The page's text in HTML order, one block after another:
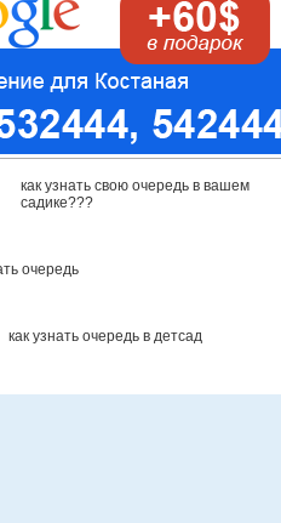
как узнать свою очередь в вашем
садике???
очередь
как узнать очередь в детсад